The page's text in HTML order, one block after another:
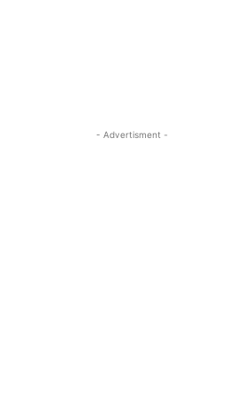
- Advertisment -